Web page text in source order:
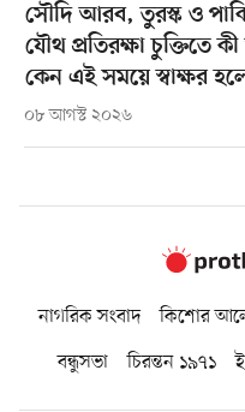
সৌদি আরব, তুরস্ক ও
যৌথ প্রতিরক্ষা চুক্তিতে
কেন এই সময়ে স্বাক্ষর
০৮ আগস্ট ২০২৬
নাগরিক সংবাদ কিশোর
বন্ধুসভা
চিরন্তন ১৯৭১